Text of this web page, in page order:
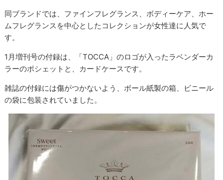
同ブランドでは、ファインフレグランス、ボディーケア、ホー
ムフレグランスを中心としたコレクションが女性達に人気で
す。
1月増刊号の付録は、「TOCCA」のロゴが入ったラベンダーカ
ラーのポシェットと、カードケースです。
雑誌の付録には傷がつかないよう、ボール紙製の箱、ビニール
の袋に包装されていました。